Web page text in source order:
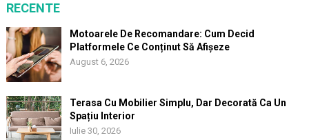
RECENTE
Motoarele De Recomandare: Cum Decid
Platformele Ce Conținut Să Afișeze
August 6, 2026
Terasa Cu Mobilier Simplu, Dar Decorată Ca Un
Spațiu Interior
Iulie 30, 2026